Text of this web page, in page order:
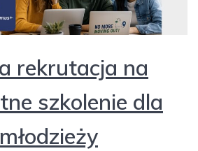
rekrutacja na
szkolenie dla
młodzieży